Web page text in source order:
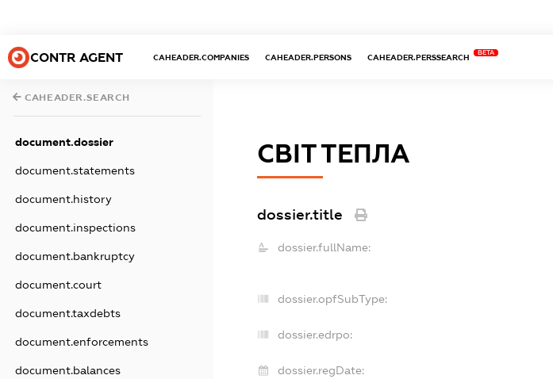
CONTR AGENT CAHEADER.COMPANIES CAHEADER.PERSONS CAHEADER.PERSSEARCH
BETA
CAHEADER.SEARCH
document.dossier
document.statements
document.history
document.inspections
document.bankruptcy
document.court
document.taxdebts
document.enforcements
document.balances
СВІТ ТЕПЛА
dossier.title
dossier.fullName:
dossier.opfSubType:
dossier.edrpo:
dossier.regDate: